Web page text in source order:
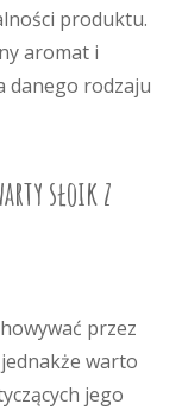
produktu.
aromat i
danego rodzaju
słoik z
przez
warto
jego